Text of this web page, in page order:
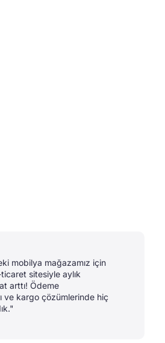
mobilya mağazamız için
ticaret sitesiyle aylık
arttı! Ödeme
ve kargo çözümlerinde hiç